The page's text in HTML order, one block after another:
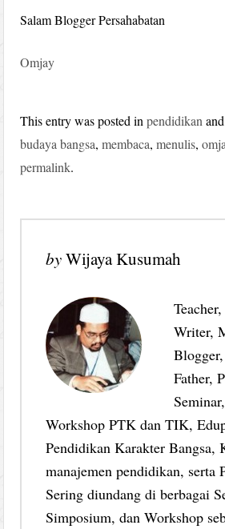
Salam Blogger Persahabatan
Omjay
This entry was posted inpendidikan
budaya bangsa,membaca,menulis,
permalink.
byWijaya Kusumah
Writer,
Father,
Workshop PTK dan TIK,
Pendidikan Karakter Bangsa,
manajemen pendidikan, serta
Sering diundang di berbagai
Simposium, dan Workshop